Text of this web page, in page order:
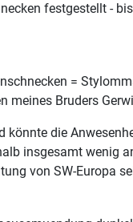
festgestellt -
=
meines Bruders
die
insgesamt wenig
von SW-Europa